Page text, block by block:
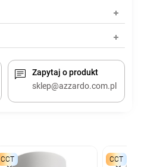
Zapytaj o produkt
sklep@azzardo.com.pl
CCT CCT